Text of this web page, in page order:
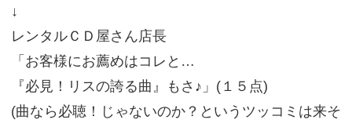
↓
レンタルＣＤ屋さん店長
「お客様にお薦めはコレと…
『必見！リスの誇る曲』もさ♪」(１５点)
(曲なら必聴！じゃないのか？というツッコミは来そ